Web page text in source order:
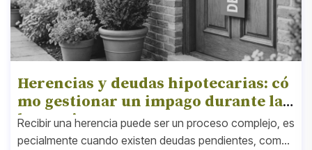
Herencias y deudas hipotecarias: có
mo gestionar un impago durante la
herencia
Recibir una herencia puede ser un proceso complejo, es
pecialmente cuando existen deudas pendientes, como